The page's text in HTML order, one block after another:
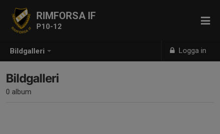
Bildgalleri Logga in
RIMFORSA IF
P10-12
Bildgalleri
0 album